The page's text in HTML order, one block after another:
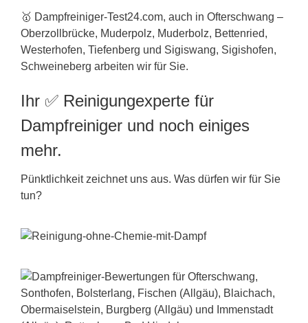
🥇 Dampfreiniger-Test24.com, auch in Ofterschwang –
Oberzollbrücke, Muderpolz, Muderbolz, Bettenried,
Westerhofen, Tiefenberg und Sigiswang, Sigishofen,
Schweineberg arbeiten wir für Sie.
Ihr ✅ Reinigungexperte für
Dampfreiniger und noch einiges
mehr.
Pünktlichkeit zeichnet uns aus. Was dürfen wir für Sie
tun?